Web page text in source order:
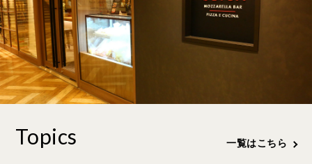
Topics 一覧はこちら